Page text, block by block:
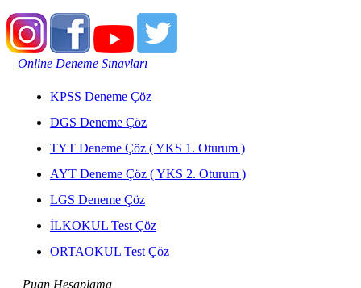
Online Deneme Sınavları
KPSS Deneme Çöz
DGS Deneme Çöz
TYT Deneme Çöz ( YKS 1. Oturum )
AYT Deneme Çöz ( YKS 2. Oturum )
LGS Deneme Çöz
İLKOKUL Test Çöz
ORTAOKUL Test Çöz
Puan Hesaplama